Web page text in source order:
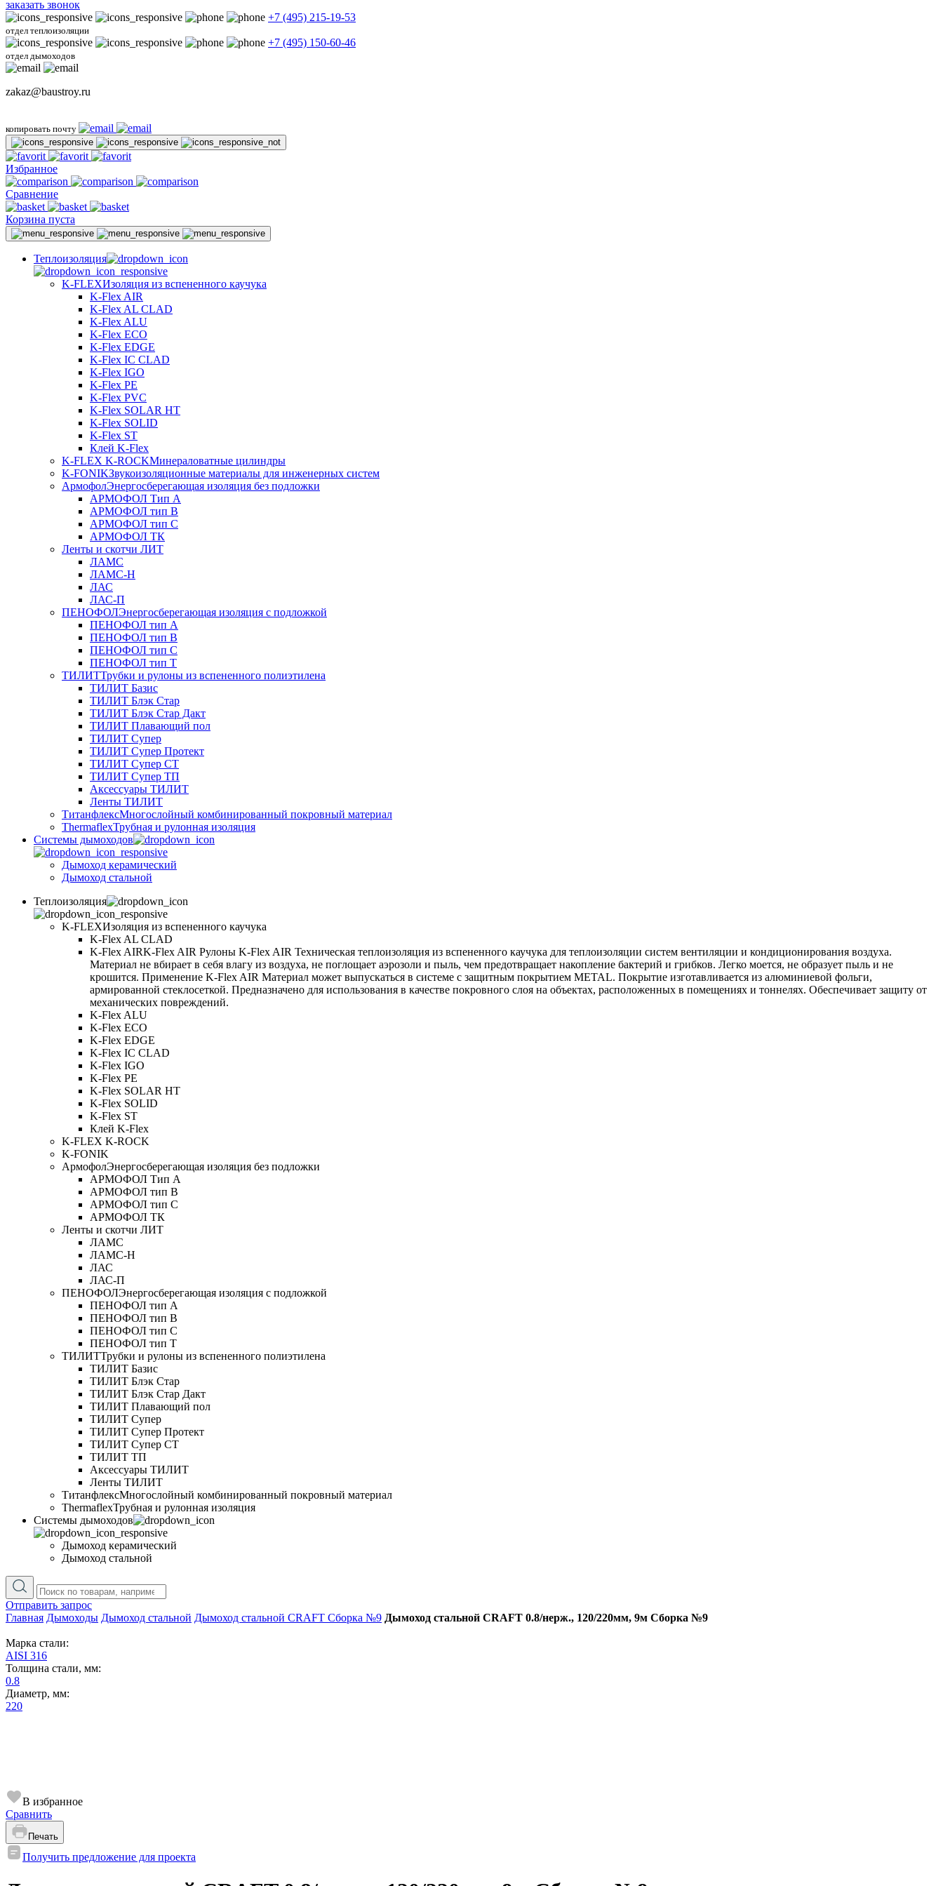
заказать звонок
+7 (495) 215-19-53
отдел теплоизоляции
+7 (495) 150-60-46
отдел дымоходов
zakaz@baustroy.ru
копировать почту
Избранное
Сравнение
Корзина пуста
Теплоизоляция
K-FLEXИзоляция из вспененного каучука
K-Flex AIR
K-Flex AL CLAD
K-Flex ALU
K-Flex ECO
K-Flex EDGE
K-Flex IC CLAD
K-Flex IGO
K-Flex PE
K-Flex PVC
K-Flex SOLAR HT
K-Flex SOLID
K-Flex ST
Клей K-Flex
K-FLEX K-ROCKМинераловатные цилиндры
K-FONIKЗвукоизоляционные материалы для инженерных систем
АрмофолЭнергосберегающая изоляция без подложки
АРМОФОЛ Тип А
АРМОФОЛ тип В
АРМОФОЛ тип C
АРМОФОЛ ТК
Ленты и скотчи ЛИТ
ЛАМС
ЛАМС-Н
ЛАС
ЛАС-П
ПЕНОФОЛЭнергосберегающая изоляция с подложкой
ПЕНОФОЛ тип А
ПЕНОФОЛ тип B
ПЕНОФОЛ тип C
ПЕНОФОЛ тип T
ТИЛИТТрубки и рулоны из вспененного полиэтилена
ТИЛИТ Базис
ТИЛИТ Блэк Стар
ТИЛИТ Блэк Стар Дакт
ТИЛИТ Плавающий пол
ТИЛИТ Супер
ТИЛИТ Супер Протект
ТИЛИТ Супер СТ
ТИЛИТ Супер ТП
Аксессуары ТИЛИТ
Ленты ТИЛИТ
ТитанфлексМногослойный комбинированный покровный материал
ThermaflexТрубная и рулонная изоляция
Cистемы дымоходов
Дымоход керамический
Дымоход стальной
Теплоизоляция
K-FLEXИзоляция из вспененного каучука
K-Flex AL CLAD
K-Flex AIRK-Flex AIR Рулоны K-Flex AIR Техническая теплоизоляция из вспененного каучука для теплоизоляции систем вентиляции и кондиционирования воздуха.
Материал не вбирает в себя влагу из воздуха, не поглощает аэрозоли и пыль, чем предотвращает накопление бактерий и грибков. Легко моется, не образует пыль и не
крошится. Применение K-Flex AIR Материал может выпускаться в системе c защитным покрытием METAL. Покрытие изготавливается из алюминиевой фольги,
армированной стеклосеткой. Предназначено для использования в качестве покровного слоя на объектах, расположенных в помещениях и тоннелях. Обеспечивает защиту от
механических повреждений.
K-Flex ALU
K-Flex ECO
K-Flex EDGE
K-Flex IC CLAD
K-Flex IGO
K-Flex PE
K-Flex SOLAR HT
K-Flex SOLID
K-Flex ST
Клей K-Flex
K-FLEX K-ROCK
K-FONIK
АрмофолЭнергосберегающая изоляция без подложки
АРМОФОЛ Тип А
АРМОФОЛ тип В
АРМОФОЛ тип C
АРМОФОЛ ТК
Ленты и скотчи ЛИТ
ЛАМС
ЛАМС-Н
ЛАС
ЛАС-П
ПЕНОФОЛЭнергосберегающая изоляция с подложкой
ПЕНОФОЛ тип А
ПЕНОФОЛ тип B
ПЕНОФОЛ тип C
ПЕНОФОЛ тип T
ТИЛИТТрубки и рулоны из вспененного полиэтилена
ТИЛИТ Базис
ТИЛИТ Блэк Стар
ТИЛИТ Блэк Стар Дакт
ТИЛИТ Плавающий пол
ТИЛИТ Супер
ТИЛИТ Супер Протект
ТИЛИТ Супер СТ
ТИЛИТ ТП
Аксессуары ТИЛИТ
Ленты ТИЛИТ
ТитанфлексМногослойный комбинированный покровный материал
ThermaflexТрубная и рулонная изоляция
Cистемы дымоходов
Дымоход керамический
Дымоход стальной
Отправить запрос
Главная Дымоходы Дымоход стальной Дымоход стальной CRAFT Сборка №9 Дымоход стальной CRAFT 0.8/нерж., 120/220мм, 9м Сборка №9
Марка стали:
AISI 316
Толщина стали, мм:
0.8
Диаметр, мм:
220
В избранное
Сравнить
Печать
Получить предложение для проекта